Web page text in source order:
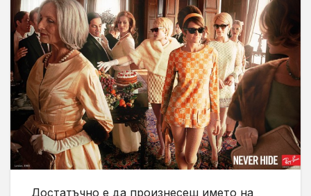
Достатъчно е да произнесеш името на